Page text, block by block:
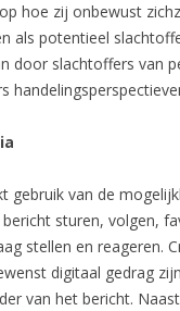
hoe zij onbewust
als potentieel
door slachtoffers van
gebruik van de
sturen, volgen,
stellen en reageren.
digitaal gedrag
van het bericht.